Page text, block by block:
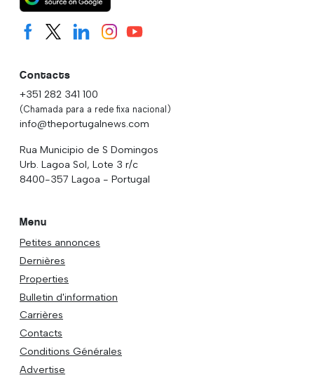
Contacts
+351 282 341 100
(Chamada para a rede fixa nacional)
info@theportugalnews.com
Rua Municipio de S Domingos
Urb. Lagoa Sol, Lote 3 r/c
8400-357 Lagoa - Portugal
Menu
Petites annonces
Dernières
Properties
Bulletin d'information
Carrières
Contacts
Conditions Générales
Advertise